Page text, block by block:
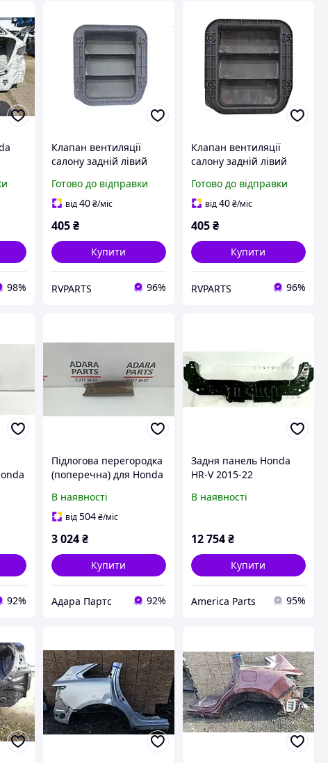
98%
Клапан вентиляції
салону задній лівий
(75450SMA)
75450SMA003
Готово до відправки
від40 ₴/міс
405 ₴
Купити
RVPARTS 96%
Клапан вентиляції
салону задній лівий
75450SMA003
Готово до відправки
від40₴/міс
405₴
Купити
RVPARTS 96%
92%
Підлогова перегородка
(поперечна) для Honda
(10 gen) (65766TBGA00)
В наявності
від504 ₴/міс
3 024 ₴
Купити
Адара Партс 92%
Задня панель Honda
HR-V 2015-22
В наявності
12 754₴
Купити
America Parts 95%